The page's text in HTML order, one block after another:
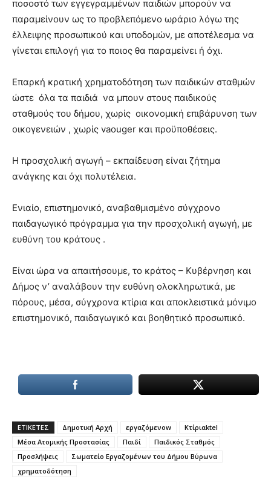
ποσοστό των εγγεγραμμένων παιδιών μπορούν να
παραμείνουν ως το προβλεπόμενο ωράριο λόγω της
έλλειψης προσωπικού και υποδομών, με αποτέλεσμα να
γίνεται επιλογή για το ποιος θα παραμείνει ή όχι.
Επαρκή κρατική χρηματοδότηση των παιδικών σταθμών
ώστε όλα τα παιδιά να μπουν στους παιδικούς
σταθμούς του δήμου, χωρίς οικονομική επιβάρυνση των
οικογενειών , χωρίς vaouger και προϋποθέσεις.
Η προσχολική αγωγή – εκπαίδευση είναι ζήτημα
ανάγκης και όχι πολυτέλεια.
Ενιαίο, επιστημονικό, αναβαθμισμένο σύγχρονο
παιδαγωγικό πρόγραμμα για την προσχολική αγωγή, με
ευθύνη του κράτους .
Είναι ώρα να απαιτήσουμε, το κράτος – Κυβέρνηση και
Δήμος ν’ αναλάβουν την ευθύνη ολοκληρωτικά, με
πόρους, μέσα, σύγχρονα κτίρια και αποκλειστικά μόνιμο
επιστημονικό, παιδαγωγικό και βοηθητικό προσωπικό.
ΕΤΙΚΕΤΕΣ Δημοτική Αρχή εργαζόμενοw
Κτίριαktel
Μέσα Ατομικής Προστασίας
Παιδί
Παιδικός Σταθμός
Προσλήψεις
Σωματείο Εργαζομένων του Δήμου Βύρωνα
χρηματοδότηση